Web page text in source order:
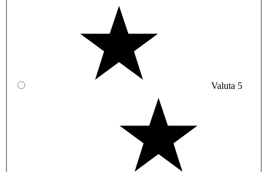
Valuta 5